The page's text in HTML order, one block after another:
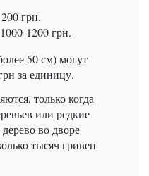
грн.
1200 грн.
50 см) могут
за единицу.
только когда
или редкие
во дворе
тысяч гривен